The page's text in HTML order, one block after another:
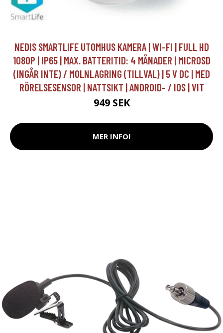
NEDIS SMARTLIFE UTOMHUS KAMERA | WI-FI | FULL HD
1080P | IP65 | MAX. BATTERITID: 4 MÅNADER | MICROSD
(INGÅR INTE) / MOLNLAGRING (TILLVAL) | 5 V DC | MED
RÖRELSESENSOR | NATTSIKT | ANDROID- / IOS | VIT
949 SEK
MER INFO!